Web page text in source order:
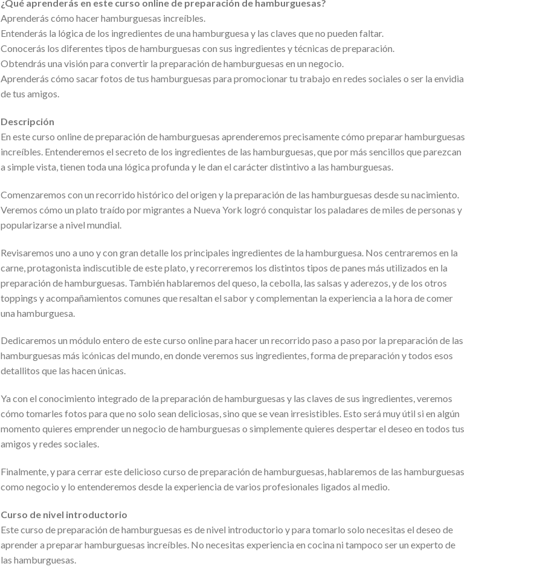
¿Qué aprenderás en este curso online de preparación de hamburguesas?
Aprenderás cómo hacer hamburguesas increíbles.
Entenderás la lógica de los ingredientes de una hamburguesa y las claves que no pueden faltar.
Conocerás los diferentes tipos de hamburguesas con sus ingredientes y técnicas de preparación.
Obtendrás una visión para convertir la preparación de hamburguesas en un negocio.
Aprenderás cómo sacar fotos de tus hamburguesas para promocionar tu trabajo en redes sociales o ser la envidia
de tus amigos.
Descripción
En este curso online de preparación de hamburguesas aprenderemos precisamente cómo preparar hamburguesas
increíbles. Entenderemos el secreto de los ingredientes de las hamburguesas, que por más sencillos que parezcan
a simple vista, tienen toda una lógica profunda y le dan el carácter distintivo a las hamburguesas.
Comenzaremos con un recorrido histórico del origen y la preparación de las hamburguesas desde su nacimiento.
Veremos cómo un plato traído por migrantes a Nueva York logró conquistar los paladares de miles de personas y
popularizarse a nivel mundial.
Revisaremos uno a uno y con gran detalle los principales ingredientes de la hamburguesa. Nos centraremos en la
carne, protagonista indiscutible de este plato, y recorreremos los distintos tipos de panes más utilizados en la
preparación de hamburguesas. También hablaremos del queso, la cebolla, las salsas y aderezos, y de los otros
toppings y acompañamientos comunes que resaltan el sabor y complementan la experiencia a la hora de comer
una hamburguesa.
Dedicaremos un módulo entero de este curso online para hacer un recorrido paso a paso por la preparación de las
hamburguesas más icónicas del mundo, en donde veremos sus ingredientes, forma de preparación y todos esos
detallitos que las hacen únicas.
Ya con el conocimiento integrado de la preparación de hamburguesas y las claves de sus ingredientes, veremos
cómo tomarles fotos para que no solo sean deliciosas, sino que se vean irresistibles. Esto será muy útil si en algún
momento quieres emprender un negocio de hamburguesas o simplemente quieres despertar el deseo en todos tus
amigos y redes sociales.
Finalmente, y para cerrar este delicioso curso de preparación de hamburguesas, hablaremos de las hamburguesas
como negocio y lo entenderemos desde la experiencia de varios profesionales ligados al medio.
Curso de nivel introductorio
Este curso de preparación de hamburguesas es de nivel introductorio y para tomarlo solo necesitas el deseo de
aprender a preparar hamburguesas increíbles. No necesitas experiencia en cocina ni tampoco ser un experto de
las hamburguesas.